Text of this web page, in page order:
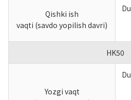
Qishki ish
vaqti (savdo yopilish davri)
HK50
Yozgi vaqt